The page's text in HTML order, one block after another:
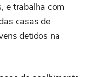
e trabalha com
casas de
detidos na